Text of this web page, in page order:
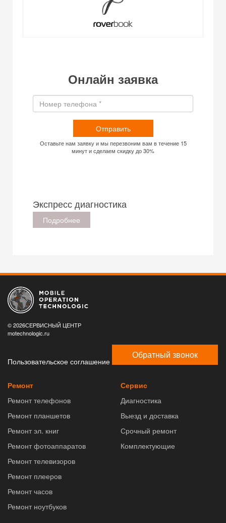
Онлайн заявка
Отправить
Оставьте нам заявку и мы перезвоним вам в течение 15
минут и сделаем скидку до 30%
Экспресс диагностика
Подробнее
© 2026СЕРВИСНЫЙ ЦЕНТР
motechnologic.ru
Пользовательское соглашение
Обратный звонок
Ремонт
Ремонт телефонов
Ремонт планшетов
Ремонт эл. книг
Ремонт фотоаппаратов
Ремонт телевизоров
Ремонт плееров
Ремонт часов
Ремонт ноутбуков
Сервис
Диагностика
Выезд и доставка
Срочный ремонт
Комплектующие